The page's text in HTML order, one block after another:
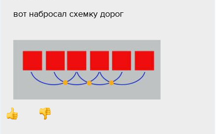
вот набросал схемку дорог